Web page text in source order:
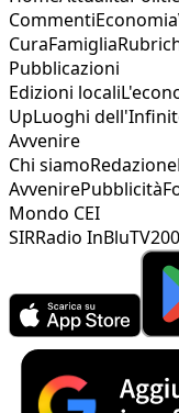
CommentiEconomia
CuraFamiglia
Pubblicazioni
Edizioni locali
UpLuoghi
Avvenire
Chi siamoRedazione
AvvenirePubblicità
Mondo CEI
SIRRadio InBlu